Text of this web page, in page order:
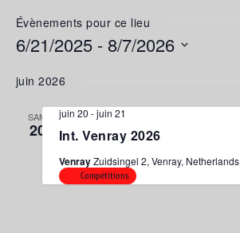
Évènements pour ce lieu
6/21/2025 - 8/7/2026
une
juin 2026
SAM
20 Int. Venray 2026
juin 20 -juin 21
VenrayZuidsingel 2, Venray, Netherlands
Compétitions